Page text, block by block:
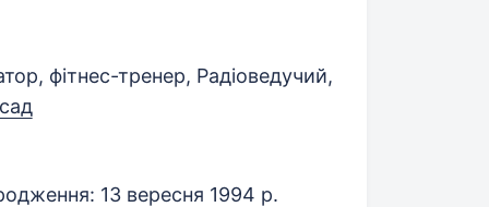
фітнес-тренер, Радіоведучий,
13 вересня 1994 р.